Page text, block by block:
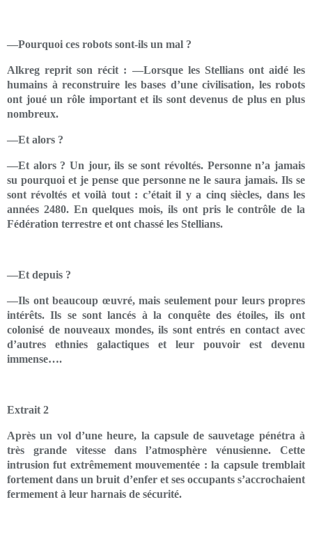
—Pourquoi ces robots sont-ils un mal ?
Alkreg reprit son récit : —Lorsque les Stellians ont aidé les
humains à reconstruire les bases d’une civilisation, les robots
ont joué un rôle important et ils sont devenus de plus en plus
nombreux.
—Et alors ?
—Et alors ? Un jour, ils se sont révoltés. Personne n’a jamais
su pourquoi et je pense que personne ne le saura jamais. Ils se
sont révoltés et voilà tout : c’était il y a cinq siècles, dans les
années 2480. En quelques mois, ils ont pris le contrôle de la
Fédération terrestre et ont chassé les Stellians.
—Et depuis ?
—Ils ont beaucoup œuvré, mais seulement pour leurs propres
intérêts. Ils se sont lancés à la conquête des étoiles, ils ont
colonisé de nouveaux mondes, ils sont entrés en contact avec
d’autres ethnies galactiques et leur pouvoir est devenu
immense….
Extrait 2
Après un vol d’une heure, la capsule de sauvetage pénétra à
très grande vitesse dans l’atmosphère vénusienne. Cette
intrusion fut extrêmement mouvementée : la capsule tremblait
fortement dans un bruit d’enfer et ses occupants s’accrochaient
fermement à leur harnais de sécurité.